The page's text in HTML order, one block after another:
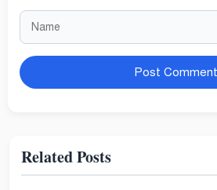
Name
Website
Related Posts